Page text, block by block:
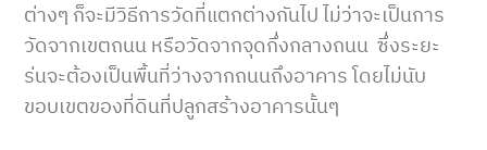
ต่างๆ ก็จะมีวิธีการวัดที่แตกต่างกันไป ไม่ว่าจะเป็นการ
วัดจากเขตถนน หรือวัดจากจุดกึ่งกลางถนน ซึ่งระยะ
ร่นจะต้องเป็นพื้นที่ว่างจากถนนถึงอาคาร โดยไม่นับ
ขอบเขตของที่ดินที่ปลูกสร้างอาคารนั้นๆ